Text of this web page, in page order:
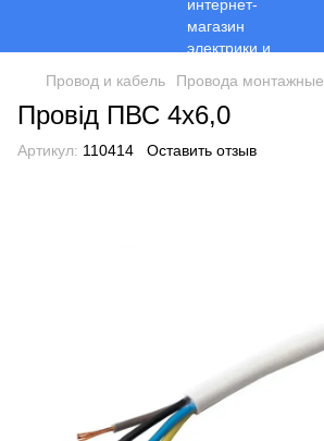
Провод и кабель Провода монтажные
Провід ПВС 4х6,0
Артикул: 110414 Оставить отзыв